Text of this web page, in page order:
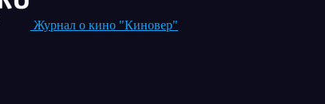
Журнал о кино "Киновер"